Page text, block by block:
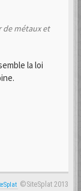
de métaux et
la loi
©SiteSplat 2013